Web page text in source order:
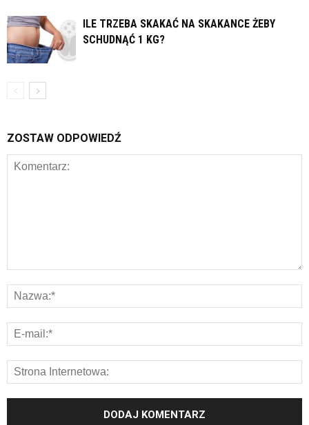
ILE TRZEBA SKAKAĆ NA SKAKANCE ŻEBY
SCHUDNĄĆ 1 KG?
ZOSTAW ODPOWIEDŹ